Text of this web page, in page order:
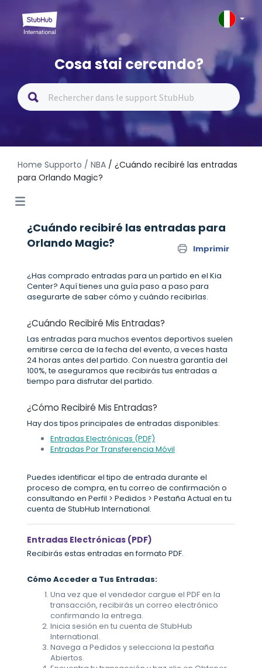
Cosa stai cercando?
Home Supporto / NBA / ¿Cuándo recibiré las entradas
para Orlando Magic?
¿Cuándo recibiré las entradas para
Orlando Magic?
Imprimir
¿Has comprado entradas para un partido en el Kia
Center? Aquí tienes una guía paso a paso para
asegurarte de saber cómo y cuándo recibirlas.
¿Cuándo Recibiré Mis Entradas?
Las entradas para muchos eventos deportivos suelen
emitirse cerca de la fecha del evento, a veces hasta
24 horas antes del partido. Con nuestra garantía del
100%, te aseguramos que recibirás tus entradas a
tiempo para disfrutar del partido.
¿Cómo Recibiré Mis Entradas?
Hay dos tipos principales de entradas disponibles:
Entradas Electrónicas (PDF)
Entradas Por Transferencia Móvil
Puedes identificar el tipo de entrada durante el
proceso de compra, en tu correo de confirmación o
consultando en Perfil > Pedidos > Pestaña Actual en tu
cuenta de StubHub International.
Entradas Electrónicas (PDF)
Recibirás estas entradas en formato PDF.
Cómo Acceder a Tus Entradas:
Una vez que el vendedor cargue el PDF en la
transacción, recibirás un correo electrónico
confirmando la entrega.
Inicia sesión en tu cuenta de StubHub
International.
Navega a Pedidos y selecciona la pestaña
Abiertos.